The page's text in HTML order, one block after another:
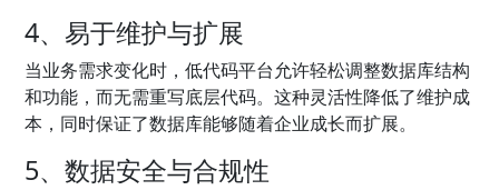
4、易于维护与扩展
当业务需求变化时，低代码平台允许轻松调整数据库结构
和功能，而无需重写底层代码。这种灵活性降低了维护成
本，同时保证了数据库能够随着企业成长而扩展。
5、数据安全与合规性